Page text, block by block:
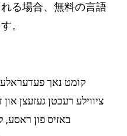
る場合、無料の言語
。
ציווילע רעכטן געזעצן
באזיס פון